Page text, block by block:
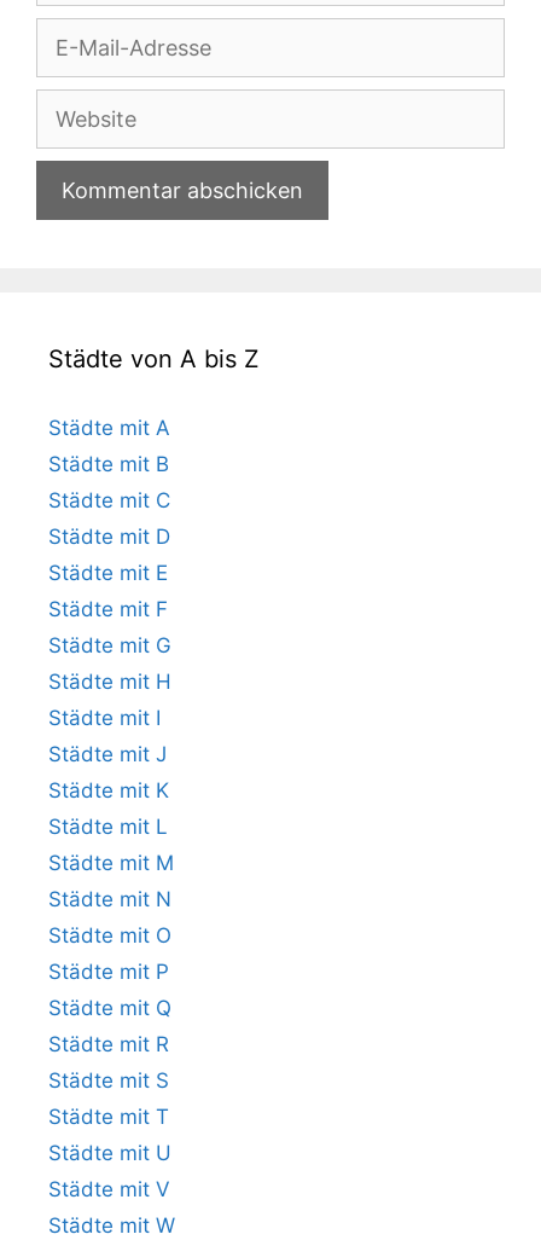
Adresse
Website
Städte von A bis Z
Städte mit A
Städte mit B
Städte mit C
Städte mit D
Städte mit E
Städte mit F
Städte mit G
Städte mit H
Städte mit I
Städte mit J
Städte mit K
Städte mit L
Städte mit M
Städte mit N
Städte mit O
Städte mit P
Städte mit Q
Städte mit R
Städte mit S
Städte mit T
Städte mit U
Städte mit V
Städte mit W